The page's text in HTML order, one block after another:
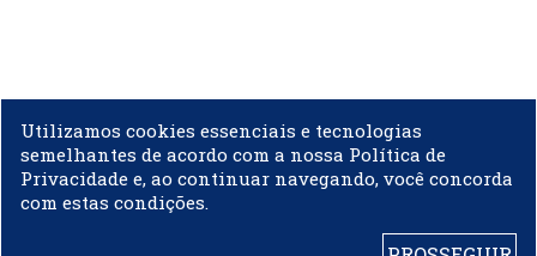
Utilizamos cookies essenciais e tecnologias
semelhantes de acordo com a nossa Política de
Privacidade e, ao continuar navegando, você concorda
com estas condições.